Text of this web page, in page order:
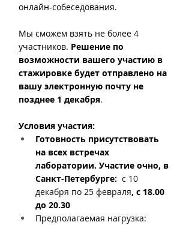
онлайн-собеседования.
Мы сможем взять не более 4
участников. Решение по
возможности вашего участию в
стажировке будет отправлено на
вашу электронную почту не
позднее 1 декабря.
Условия участия:
Готовность присутствовать
на всех встречах
лаборатории. Участие очно, в
Санкт-Петербурге: с 10
декабря по 25 февраля, с 18.00
до 20.30
Предполагаемая нагрузка: